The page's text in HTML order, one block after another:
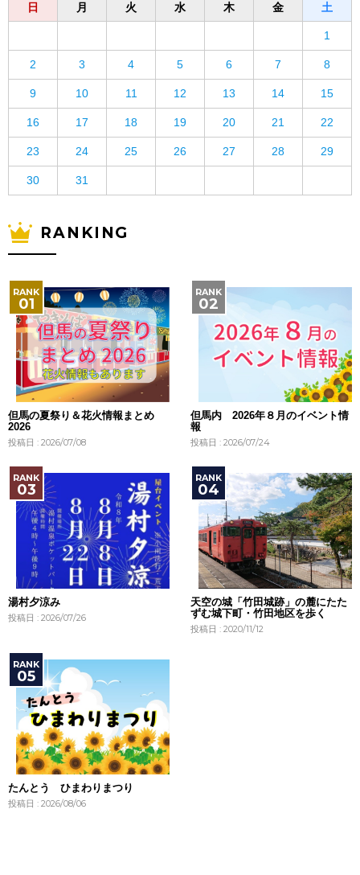
日 月 火 水 木 金 土
1
2 3 4 5 6 7 8
9 10 11 12 13 14 15
16 17 18 19 20 21 22
23 24 25 26 27 28 29
30 31
RANKING
但馬の夏祭り＆花火情報まとめ
2026
投稿日 : 2026/07/08
但馬内 2026年８月のイベント情
報
投稿日 : 2026/07/24
湯村夕涼み
投稿日 : 2026/07/26
天空の城「竹田城跡」の麓にたた
ずむ城下町・竹田地区を歩く
投稿日 : 2020/11/12
たんとう ひまわりまつり
投稿日 : 2026/08/06